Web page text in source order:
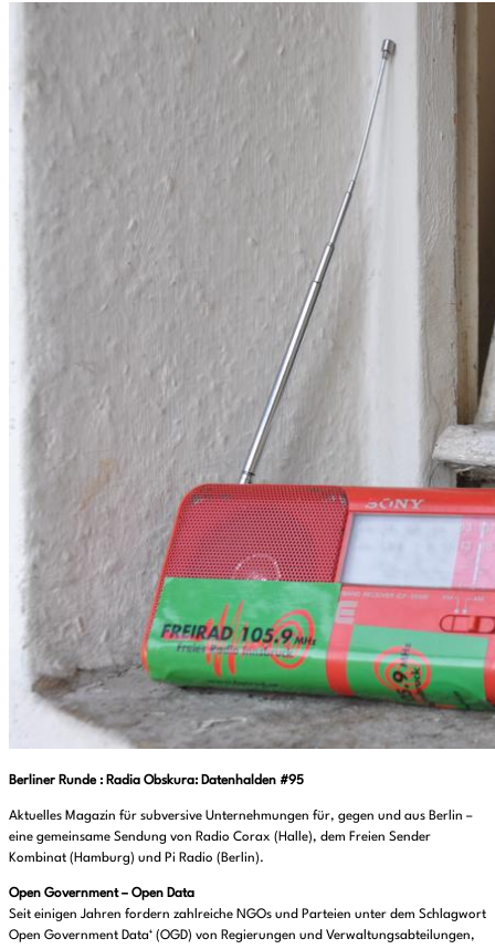
Berliner Runde : Radia Obskura: Datenhalden #95
Aktuelles Magazin für subversive Unternehmungen für, gegen und aus Berlin –
eine gemeinsame Sendung von Radio Corax (Halle), dem Freien Sender
Kombinat (Hamburg) und Pi Radio (Berlin).
Open Government – Open Data
Seit einigen Jahren fordern zahlreiche NGOs und Parteien unter dem Schlagwort
Open Government Data‘ (OGD) von Regierungen und Verwaltungsabteilungen,